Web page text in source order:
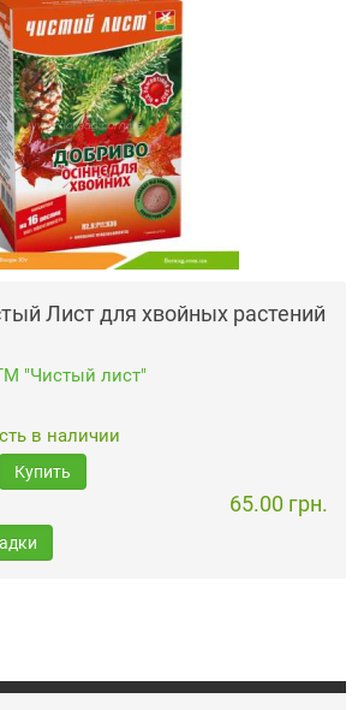
Лист для хвойных растений
"Чистый лист"
в наличии
Купить
65.00 грн.